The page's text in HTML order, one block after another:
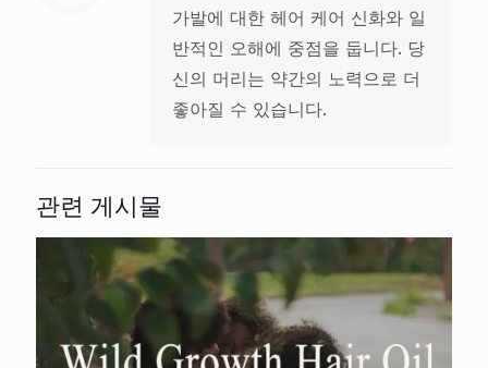
가발에 대한 헤어 케어 신화와 일
반적인 오해에 중점을 둡니다. 당
신의 머리는 약간의 노력으로 더
좋아질 수 있습니다.
관련 게시물